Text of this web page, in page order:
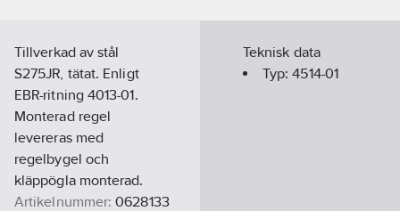
Tillverkad av stål
S275JR, tätat. Enligt
EBR-ritning 4013-01.
Monterad regel
levereras med
regelbygel och
kläppögla monterad.
Artikelnummer: 0628133
Teknisk data
Typ:4514-01